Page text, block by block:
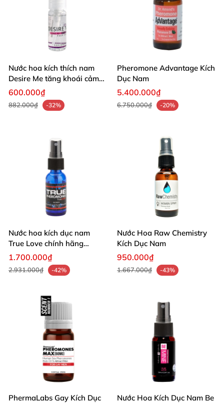
Nước hoa kích thích nam
Desire Me tăng khoái cảm
mạnh mẽ
600.000₫
882.000₫ -32%
Pheromone Advantage Kích
Dục Nam
5.400.000₫
6.750.000₫ -20%
Nước hoa kích dục nam
True Love chính hãng
hương quyến rũ
1.700.000₫
2.931.000₫ -42%
Nước Hoa Raw Chemistry
Kích Dục Nam
950.000₫
1.667.000₫ -43%
PhermaLabs Gay Kích Dục
Nước Hoa Kích Dục Nam Be